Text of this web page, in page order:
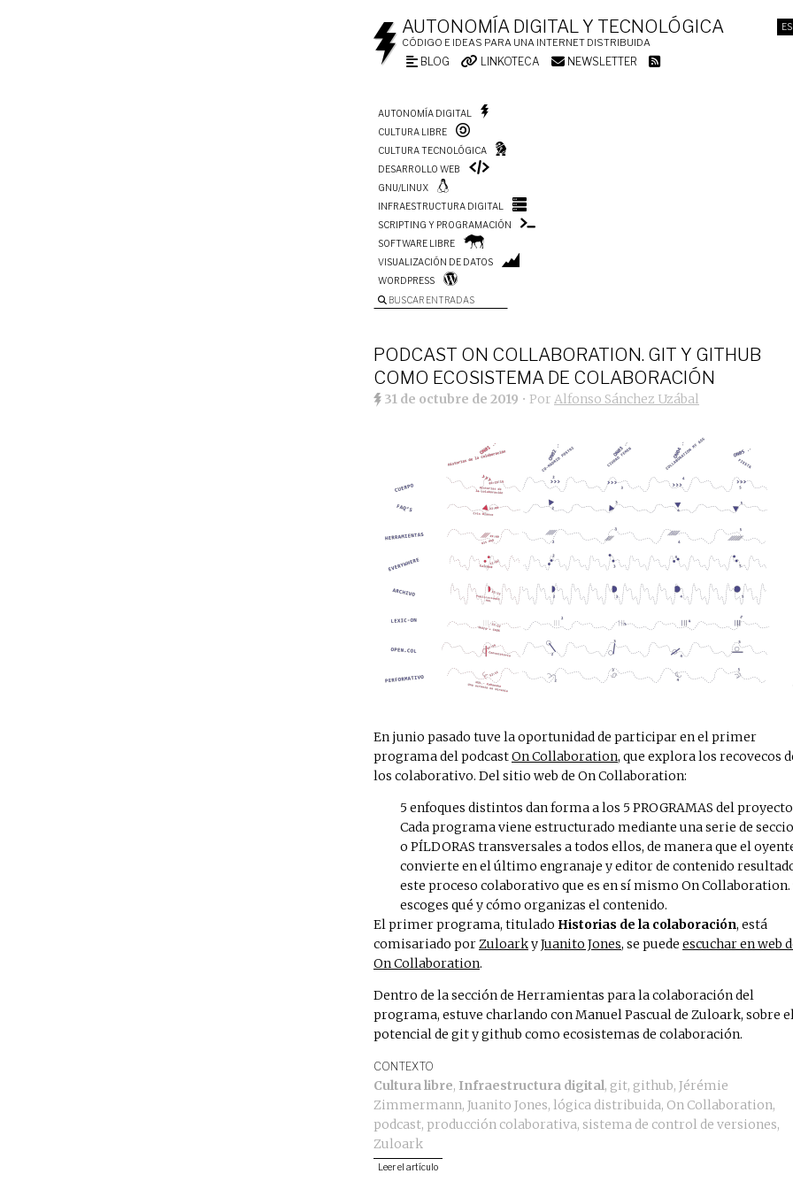
ES
AUTONOMÍA DIGITAL Y TECNOLÓGICA
CÓDIGO E IDEAS PARA UNA INTERNET DISTRIBUIDA
BLOG LINKOTECA NEWSLETTER
AUTONOMÍA DIGITAL
CULTURA LIBRE
CULTURA TECNOLÓGICA
DESARROLLO WEB
GNU/LINUX
INFRAESTRUCTURA DIGITAL
SCRIPTING Y PROGRAMACIÓN
SOFTWARE LIBRE
VISUALIZACIÓN DE DATOS
WORDPRESS
BUSCAR ENTRADAS
PODCAST ON COLLABORATION. GIT Y GITHUB
COMO ECOSISTEMA DE COLABORACIÓN
31 de octubre de 2019 • Por Alfonso Sánchez Uzábal
En junio pasado tuve la oportunidad de participar en el primer
programa del podcastOn Collaboration, que explora los recovecos
los colaborativo. Del sitio web de On Collaboration:
5 enfoques distintos dan forma a los 5 PROGRAMAS del
Cada programa viene estructurado mediante una serie de
o PÍLDORAS transversales a todos ellos, de manera que el
convierte en el último engranaje y editor de contenido
este proceso colaborativo que es en sí mismo On Collaboration.
escoges qué y cómo organizas el contenido.
El primer programa, titulado Historias de la colaboración, está
comisariado porZuloarkyJuanito Jones, se puede escuchar en web
On Collaboration.
Dentro de la sección de Herramientas para la colaboración del
programa, estuve charlando con Manuel Pascual de Zuloark, sobre
potencial de git y github como ecosistemas de colaboración.
CONTEXTO
Cultura libre, Infraestructura digital, git, github, Jérémie
Zimmermann, Juanito Jones, lógica distribuida, On Collaboration,
podcast, producción colaborativa, sistema de control de versiones,
Zuloark
Leer el artículo